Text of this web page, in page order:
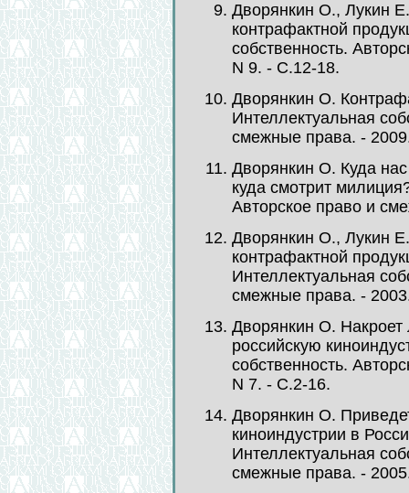
Дворянкин О., Лукин
контрафактной
собственность.
N 9. - С.12-18.
Дворянкин О.
Интеллектуальная
смежные права. -
Дворянкин О. Куда
куда смотрит
Авторское право и
Дворянкин О., Лукин
контрафактной
Интеллектуальная
смежные права. -
Дворянкин О. Накроет
российскую
собственность.
N 7. - С.2-16.
Дворянкин О.
киноиндустрии в
Интеллектуальная
смежные права. -